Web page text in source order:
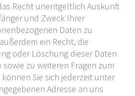
Recht unentgeltlich Auskunft
und Zweck Ihrer
Daten zu
ein Recht, die
oder Löschung dieser Daten
zu weiteren Fragen zum
Sie sich jederzeit unter
Adresse an uns